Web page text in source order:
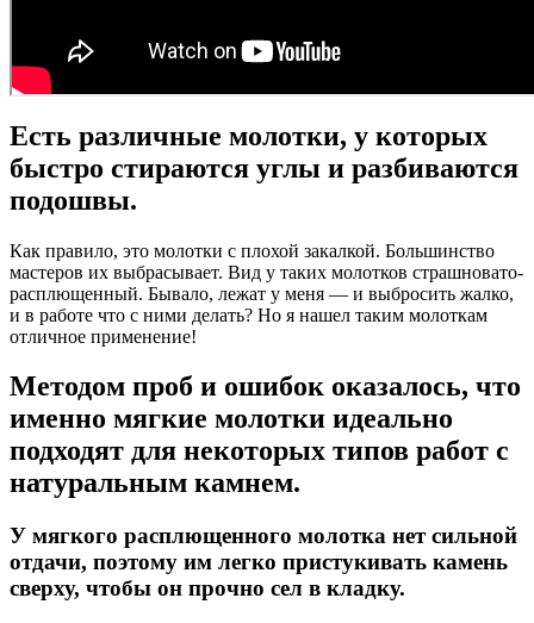
Есть различные молотки, у которых
быстро стираются углы и разбиваются
подошвы.
Как правило, это молотки с плохой закалкой. Большинство
мастеров их выбрасывает. Вид у таких молотков страшновато-
расплющенный. Бывало, лежат у меня — и выбросить жалко,
и в работе что с ними делать? Но я нашел таким молоткам
отличное применение!
Методом проб и ошибок оказалось, что
именно мягкие молотки идеально
подходят для некоторых типов работ с
натуральным камнем.
У мягкого расплющенного молотка нет сильной
отдачи, поэтому им легко пристукивать камень
сверху, чтобы он прочно сел в кладку.